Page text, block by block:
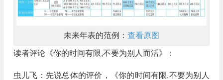
未来年表的范例： 查看原图
读者评论《你的时间有限,不要为别人而活》：
虫儿飞：先说总体的评价，《你的时间有限,不要为别人